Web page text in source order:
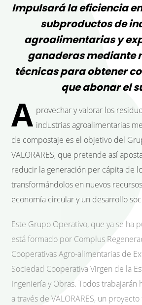
Impulsará la eficiencia
subproductos de
agroalimentarias y
ganaderas mediante
técnicas para obtener
que abonar el
A provechar y valorar los
industrias agroalimentarias
de compostaje es el objetivo del
VALORARES, que pretende así
reducir la generación per cápita de
transformándolos en nuevos
economía circular y un desarrollo
Este Grupo Operativo, que ya se ha
está formado por Complus
Cooperativas Agro-alimentarias de
Sociedad Cooperativa Virgen de la
Ingeniería y Obras. Todos trabajarán
a través de VALORARES, un